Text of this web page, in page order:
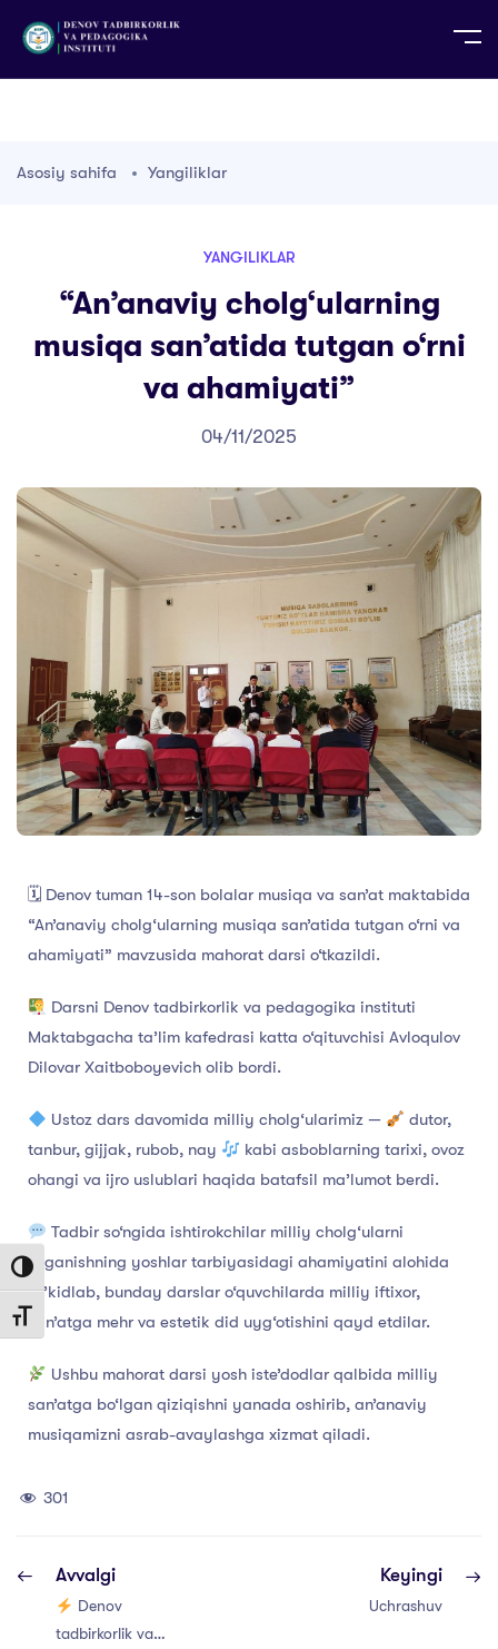
Toggle High Contrast
Toggle Font size
TG TR
Asosiy sahifa Yangiliklar
YANGILIKLAR
“An’anaviy cholg‘ularning
musiqa san’atida tutgan o‘rni
va ahamiyati”
04/11/2025
🗓 Denov tuman 14-son bolalar musiqa va san’at maktabida
“An’anaviy cholg‘ularning musiqa san’atida tutgan o‘rni va
ahamiyati” mavzusida mahorat darsi o‘tkazildi.
Darsni Denov tadbirkorlik va pedagogika instituti
Maktabgacha ta’lim kafedrasi katta o‘qituvchisi Avloqulov
Dilovar Xaitboboyevich olib bordi.
Ustoz dars davomida milliy cholg‘ularimiz —
dutor,
tanbur, gijjak, rubob, nay
kabi asboblarning tarixi, ovoz
ohangi va ijro uslublari haqida batafsil ma’lumot berdi.
Tadbir so‘ngida ishtirokchilar milliy cholg‘ularni
o‘rganishning yoshlar tarbiyasidagi ahamiyatini alohida
ta’kidlab, bunday darslar o‘quvchilarda milliy iftixor,
san’atga mehr va estetik did uyg‘otishini qayd etdilar.
Ushbu mahorat darsi yosh iste’dodlar qalbida milliy
san’atga bo‘lgan qiziqishni yanada oshirib, an’anaviy
musiqamizni asrab-avaylashga xizmat qiladi.
301
Avvalgi
Denov
tadbirkorlik va
Keyingi
Uchrashuv